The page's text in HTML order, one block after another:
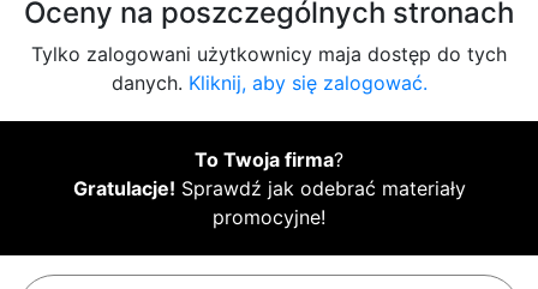
Oceny na poszczególnych stronach
Tylko zalogowani użytkownicy maja dostęp do tych
danych. Kliknij, aby się zalogować.
To Twoja firma?
Gratulacje! Sprawdź jak odebrać materiały
promocyjne!